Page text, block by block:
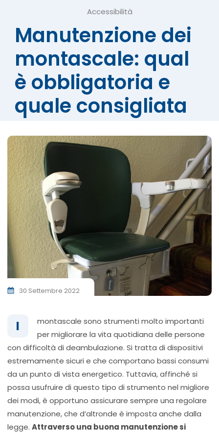
Accessibilità
Manutenzione dei
montascale: qual
è obbligatoria e
quale consigliata
30 Settembre 2022
I
montascale sono strumenti molto importanti
per migliorare la vita quotidiana delle persone
con difficoltà di deambulazione. Si tratta di dispositivi
estremamente sicuri e che comportano bassi consumi
da un punto di vista energetico. Tuttavia, affinché si
possa usufruire di questo tipo di strumento nel migliore
dei modi, è opportuno assicurare sempre una regolare
manutenzione, che d’altronde è imposta anche dalla
legge. Attraverso una buona manutenzione si